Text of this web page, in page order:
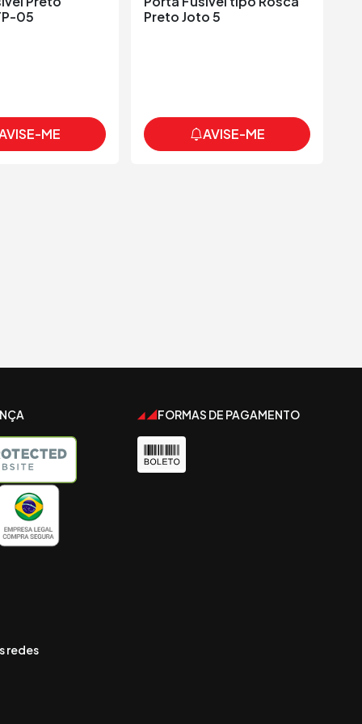
05
ME
Preto Joto 5
AVISE-ME
FORMAS DE PAGAMENTO
redes